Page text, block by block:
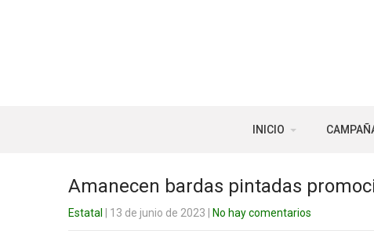
INICIO
Amanecen bardas pintadas
Estatal | 13 de junio de 2023 No hay comentarios